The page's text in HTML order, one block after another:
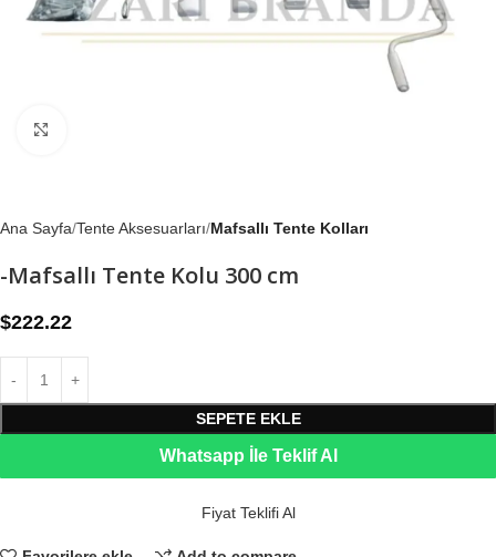
Ana Sayfa Tente Aksesuarları Mafsallı Tente Kolları
-Mafsallı Tente Kolu 300 cm
$222.22
SEPETE EKLE
Whatsapp İle Teklif Al
Fiyat Teklifi Al